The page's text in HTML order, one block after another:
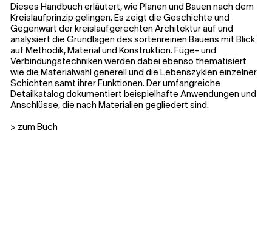
Dieses Handbuch erläutert, wie Planen und Bauen nach dem
Kreislaufprinzip gelingen. Es zeigt die Geschichte und
Gegenwart der kreislaufgerechten Architektur auf und
analysiert die Grundlagen des sortenreinen Bauens mit Blick
auf Methodik, Material und Konstruktion. Füge- und
Verbindungstechniken werden dabei ebenso thematisiert
wie die Materialwahl generell und die Lebenszyklen einzelner
Schichten samt ihrer Funktionen. Der umfangreiche
Detailkatalog dokumentiert beispielhafte Anwendungen und
Anschlüsse, die nach Materialien gegliedert sind.
> zum Buch